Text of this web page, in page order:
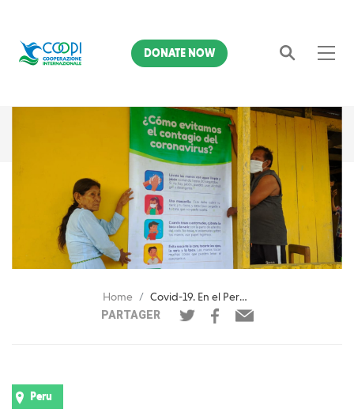
Search
DONATE NOW
Home
Covid-19. En el Perù distribuímos kit a las familias indigenas de la región amazonica
PARTAGER
Peru